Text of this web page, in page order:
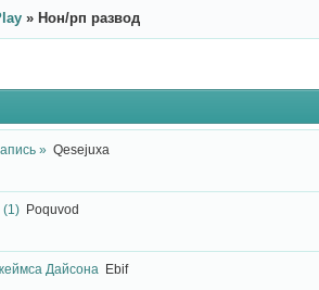
» Нон/рп развод
» Qesejuxa
(1) Poquvod
Дайсона Ebif